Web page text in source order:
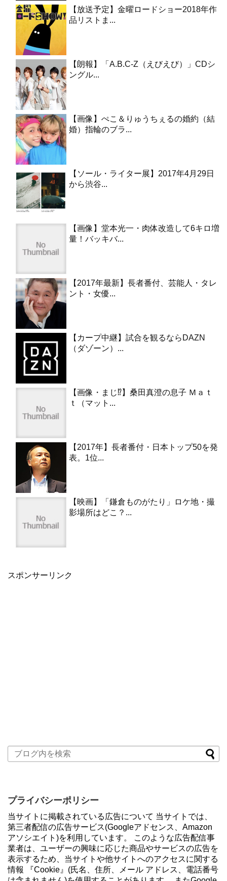
【放送予定】金曜ロードショー2018年作
品リストま...
【朗報】「A.B.C-Z（えびえび）」CDシ
ングル...
【画像】ぺこ＆りゅうちぇるの婚約（結
婚）指輪のブラ...
【ソール・ライター展】2017年4月29日
から渋谷...
【画像】堂本光一・肉体改造して6キロ増
量！バッキバ...
【2017年最新】長者番付、芸能人・タレ
ント・女優...
【カープ中継】試合を観るならDAZN
（ダゾーン）...
【画像・まじ⁉︎】桑田真澄の息子 Ｍａｔ
ｔ（マット...
【2017年】長者番付・日本トップ50を発
表。1位...
【映画】「鎌倉ものがたり」ロケ地・撮
影場所はどこ？...
スポンサーリンク
プライバシーポリシー
当サイトに掲載されている広告について 当サイトでは、
第三者配信の広告サービス(Googleアドセンス、Amazon
アソシエイト)を利用しています。 このような広告配信事
業者は、ユーザーの興味に応じた商品やサービスの広告を
表示するため、当サイトや他サイトへのアクセスに関する
情報 『Cookie』(氏名、住所、メール アドレス、電話番号